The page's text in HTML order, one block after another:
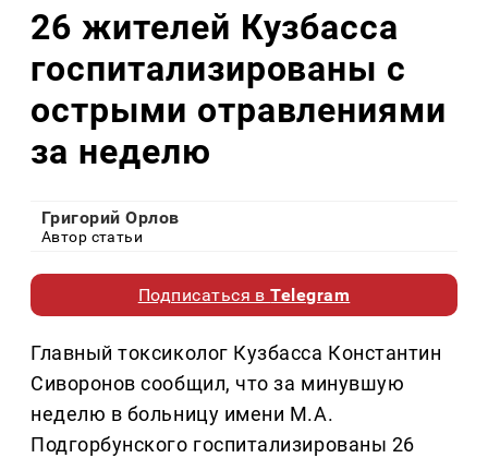
26 жителей Кузбасса
госпитализированы с
острыми отравлениями
за неделю
Григорий Орлов
Автор статьи
Подписаться вTelegram
Главный токсиколог Кузбасса Константин
Сиворонов сообщил, что за минувшую
неделю в больницу имени М.А.
Подгорбунского госпитализированы 26